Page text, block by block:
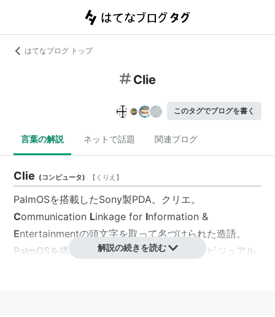
はてなブログ トップ
Clie
このタグでブログを書く
言葉の解説 ネットで話題 関連ブログ
Clie (コンピュータ) 【 くりえ 】
PalmOSを搭載したSony製PDA。 クリエ。
Communication Linkage for Information &
Entertainmentの頭文字を取って名づけられた造語。
PalmOSを搭載したPDAの中でもオーディオビジュアル
解説の続きを読む